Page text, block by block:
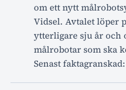
om ett nytt
Vidsel. Avtalet löper
ytterligare sju år och
målrobotar som ska
Senast faktagranskad: